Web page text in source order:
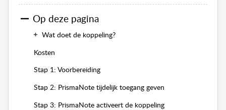
Op deze pagina
Wat doet de koppeling?
Kosten
Stap 1: Voorbereiding
Stap 2: PrismaNote tijdelijk toegang geven
Stap 3: PrismaNote activeert de koppeling